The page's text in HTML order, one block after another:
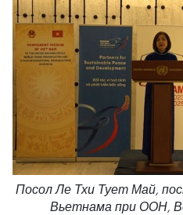
Посол Ле Тхи Тует Май,
Вьетнама при ООН,